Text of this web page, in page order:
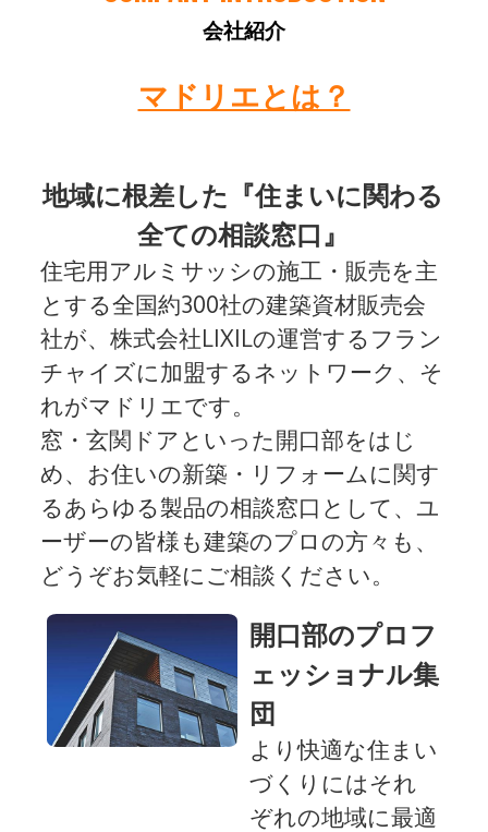
会社紹介
マドリエとは？